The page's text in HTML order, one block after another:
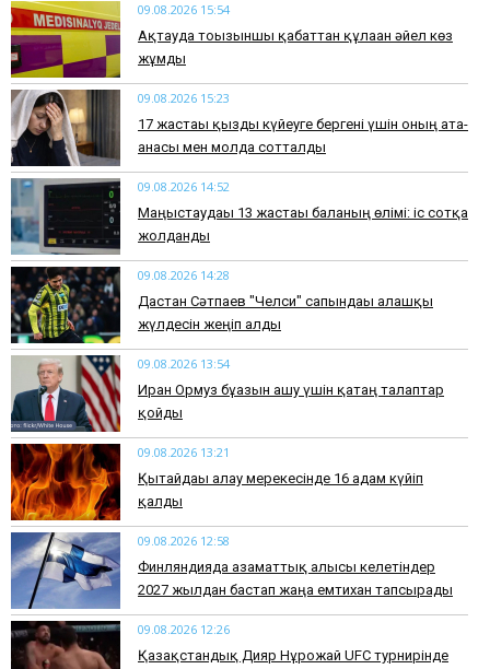
09.08.2026 15:54
Ақтауда тоғызыншы қабаттан құлаған әйел көз
жұмды
09.08.2026 15:23
17 жастағы қызды күйеуге бергені үшін оның ата-
анасы мен молда сотталды
09.08.2026 14:52
Маңғыстаудағы 13 жастағы баланың өлімі: іс сотқа
жолданды
09.08.2026 14:28
Дастан Сәтпаев "Челси" сапындағы алғашқы
жүлдесін жеңіп алды
09.08.2026 13:54
Иран Ормуз бұғазын ашу үшін қатаң талаптар
қойды
09.08.2026 13:21
Қытайдағы алау мерекесінде 16 адам күйіп
қалды
09.08.2026 12:58
Финляндияда азаматтық алғысы келетіндер
2027 жылдан бастап жаңа емтихан тапсырады
09.08.2026 12:26
Қазақстандық Дияр Нұрғожай UFC турнирінде